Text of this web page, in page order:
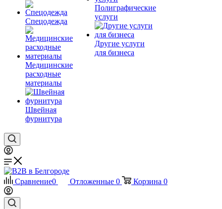
Спецодежда
Медицинские
расходные
материалы
Швейная
фурнитура
Полиграфические
услуги
Другие услуги
для бизнеса
Сравнение0 Отложенные 0 Корзина 0